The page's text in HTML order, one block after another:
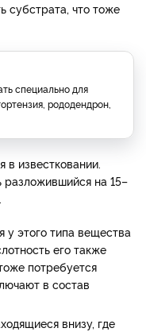
субстрата, что тоже
специально для
рододендрон,
в известковании.
разложившийся на 15–
у этого типа вещества
его также
потребуется
в состав
внизу, где